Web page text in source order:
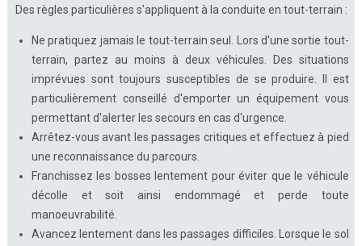
Des règles particulières s'appliquent à la conduite en tout-terrain :
Ne pratiquez jamais le tout-terrain seul. Lors d'une sortie tout-
terrain, partez au moins à deux véhicules. Des situations
imprévues sont toujours susceptibles de se produire. Il est
particulièrement conseillé d'emporter un équipement vous
permettant d'alerter les secours en cas d'urgence.
Arrêtez-vous avant les passages critiques et effectuez à pied
une reconnaissance du parcours.
Franchissez les bosses lentement pour éviter que le véhicule
décolle et soit ainsi endommagé et perde toute
manoeuvrabilité.
Avancez lentement dans les passages difficiles. Lorsque le sol